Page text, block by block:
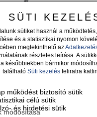
20.500
SÜTI
sütiket használ a
és a statisztikai nyomon
megtekinthető az
részletes leírása. A
későbbiekben bármikor
található Süti kezelésfeliratra
működést biztosító sütik
célú sütik
és hirdetési sütik
módosítása